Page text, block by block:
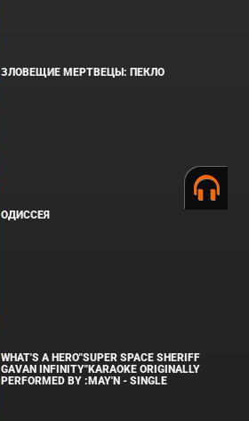
ЗЛОВЕЩИЕ МЕРТВЕЦЫ: ПЕКЛО
ОДИССЕЯ
WHAT'S A HERO"SUPER SPACE SHERIFF
GAVAN INFINITY"KARAOKE ORIGINALLY
PERFORMED BY :MAY'N - SINGLE